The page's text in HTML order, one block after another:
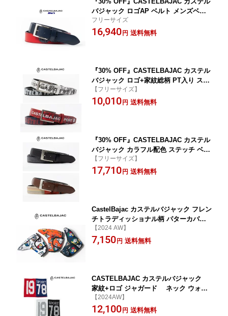
バジャック ロゴAP ベルト メンズベル
ト【レッド】7233490118
フリーサイズ
16,940 円 送料無料
『30% OFF』CASTELBAJAC カステル
バジャック ロゴ+家紋総柄 PT入り スト
レッチ 合皮 ベルト メンズベルト【723
4390 123】
【フリーサイズ】
10,010 円 送料無料
『30% OFF』CASTELBAJAC カステル
バジャック カラフル配色 ステッチ ベル
ト メンズベルト【723 4390 128】
【フリーサイズ】
17,710 円 送料無料
CastelBajac カステルバジャック フレン
チトラディッショナル柄 パターカバー
(ピン型) ヘッドカバー【723-4399-306】
【2024 AW】
7,150 円 送料無料
CASTELBAJAC カステルバジャック
家紋+ロゴ ジャガード ネック ウォー
マー 【723-4482-124】
【2024AW】
12,100 円 送料無料